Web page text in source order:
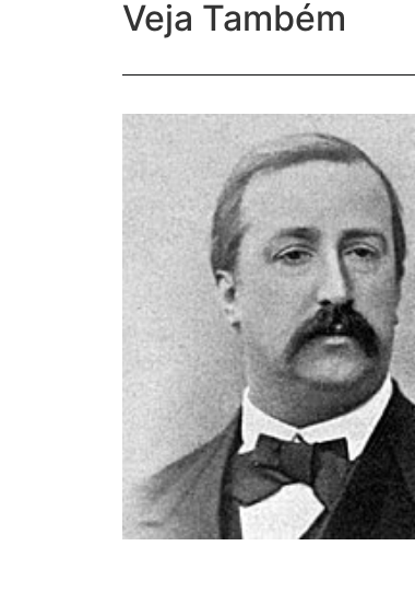
Veja Também